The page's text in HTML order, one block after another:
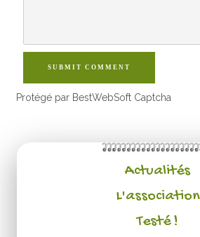
SUBMIT COMMENT
Protégé par BestWebSoft Captcha
Actualités
L'association
Testé !